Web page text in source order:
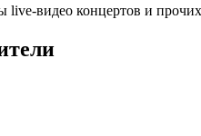
live-видео концертов и